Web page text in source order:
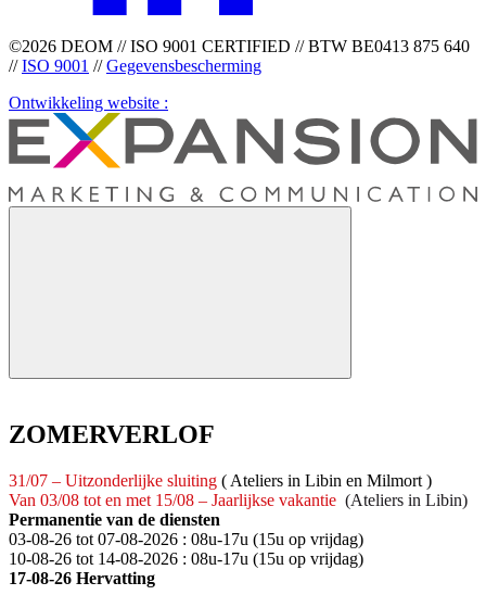
©2026 DEOM // ISO 9001 CERTIFIED // BTW BE0413 875 640
//ISO 9001 //Gegevensbescherming
Ontwikkeling website :
ZOMERVERLOF
31/07 – Uitzonderlijke sluiting ( Ateliers in Libin en Milmort )
Van 03/08 tot en met 15/08 – Jaarlijkse vakantie (Ateliers in Libin)
Permanentie van de diensten
03-08-26 tot 07-08-2026 : 08u-17u (15u op vrijdag)
10-08-26 tot 14-08-2026 : 08u-17u (15u op vrijdag)
17-08-26 Hervatting